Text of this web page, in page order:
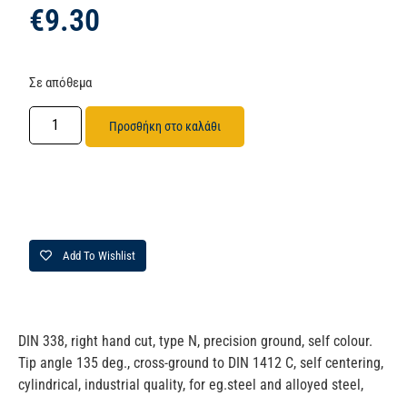
€9.30
Σε απόθεμα
Προσθήκη στο καλάθι
Add To Wishlist
DIN 338, right hand cut, type N, precision ground, self colour.
Tip angle 135 deg., cross-ground to DIN 1412 C, self centering,
cylindrical, industrial quality, for eg.steel and alloyed steel,